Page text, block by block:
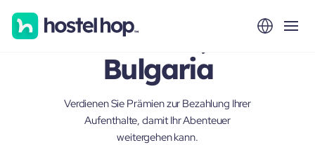
Plovdiv,
Bulgaria
Verdienen Sie Prämien zur Bezahlung Ihrer
Aufenthalte, damit Ihr Abenteuer
weitergehen kann.